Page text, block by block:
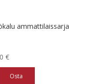
ammattilaissarja
€
Osta